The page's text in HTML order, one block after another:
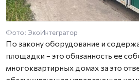
Фото: ЭкоИнтегратор
По закону оборудование и
площадки – это обязанность ее
многоквартирных домах за это